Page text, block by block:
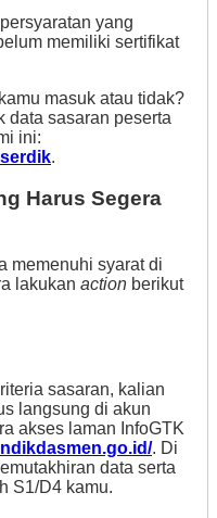
yang
memiliki sertifikat
masuk atau tidak?
data sasaran peserta
ini:
.
Harus Segera
memenuhi syarat di
lakukan action berikut
sasaran, kalian
langsung di akun
akses laman InfoGTK
. Di
data serta
S1/D4 kamu.